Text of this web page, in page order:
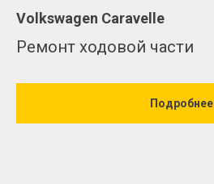
Volkswagen Caravelle
Ремонт ходовой части
Подробнее